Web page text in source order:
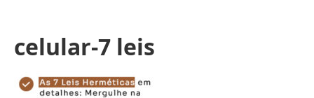
celular-7 leis